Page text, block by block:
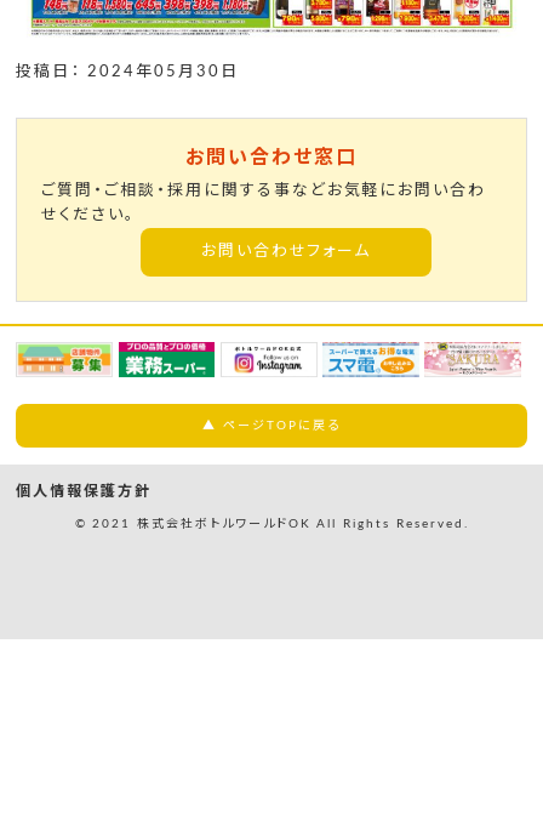
投稿日： 2024年05月30日
お問い合わせ窓口
ご質問・ご相談・採用に関する事などお気軽にお問い合わ
せください。
お問い合わせフォーム
▲ ページTOPに戻る
個人情報保護方針
© 2021 株式会社ボトルワールドOK All Rights Reserved.